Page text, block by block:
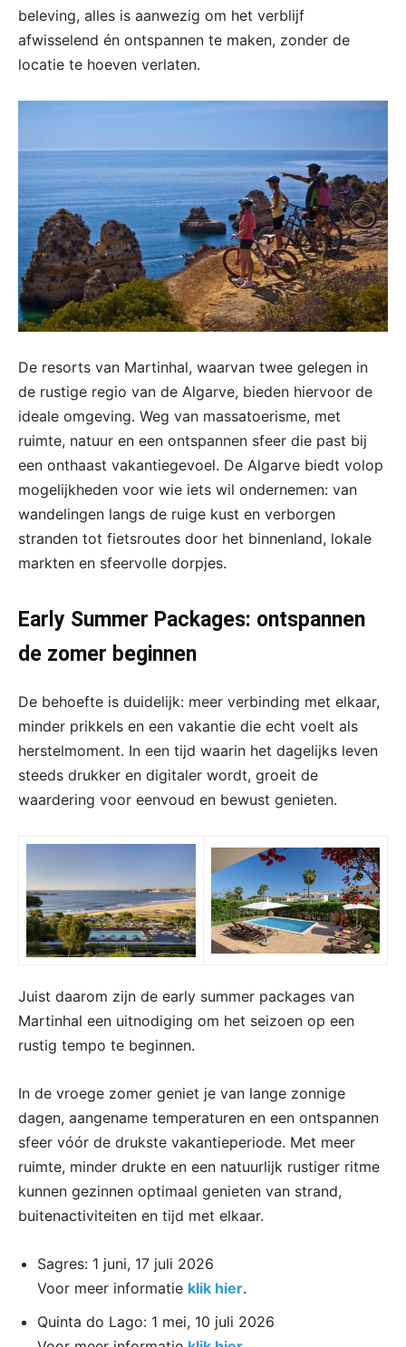
beleving, alles is aanwezig om het verblijf
afwisselend én ontspannen te maken, zonder de
locatie te hoeven verlaten.
De resorts van Martinhal, waarvan twee gelegen in
de rustige regio van de Algarve, bieden hiervoor de
ideale omgeving. Weg van massatoerisme, met
ruimte, natuur en een ontspannen sfeer die past bij
een onthaast vakantiegevoel. De Algarve biedt volop
mogelijkheden voor wie iets wil ondernemen: van
wandelingen langs de ruige kust en verborgen
stranden tot fietsroutes door het binnenland, lokale
markten en sfeervolle dorpjes.
Early Summer Packages: ontspannen
de zomer beginnen
De behoefte is duidelijk: meer verbinding met elkaar,
minder prikkels en een vakantie die echt voelt als
herstelmoment. In een tijd waarin het dagelijks leven
steeds drukker en digitaler wordt, groeit de
waardering voor eenvoud en bewust genieten.
Juist daarom zijn de early summer packages van
Martinhal een uitnodiging om het seizoen op een
rustig tempo te beginnen.
In de vroege zomer geniet je van lange zonnige
dagen, aangename temperaturen en een ontspannen
sfeer vóór de drukste vakantieperiode. Met meer
ruimte, minder drukte en een natuurlijk rustiger ritme
kunnen gezinnen optimaal genieten van strand,
buitenactiviteiten en tijd met elkaar.
Sagres: 1 juni, 17 juli 2026
Voor meer informatie klik hier.
Quinta do Lago: 1 mei, 10 juli 2026